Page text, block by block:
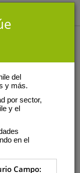
del
y más.
por sector,
y el
en el
Campo: